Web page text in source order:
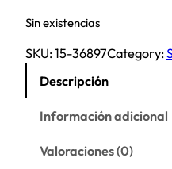
Sin existencias
SKU:15-36897Category:
Descripción
Información adicional
Valoraciones (0)